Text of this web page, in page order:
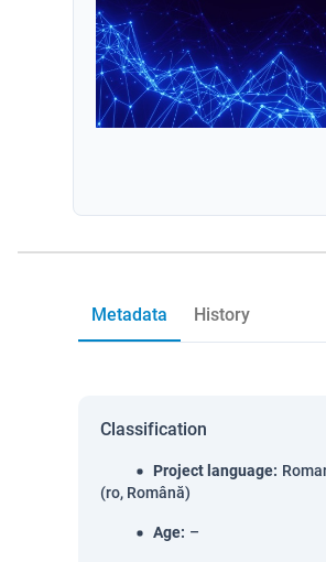
Metadata History
Classification
Project language:
(ro, Română)
Age: –